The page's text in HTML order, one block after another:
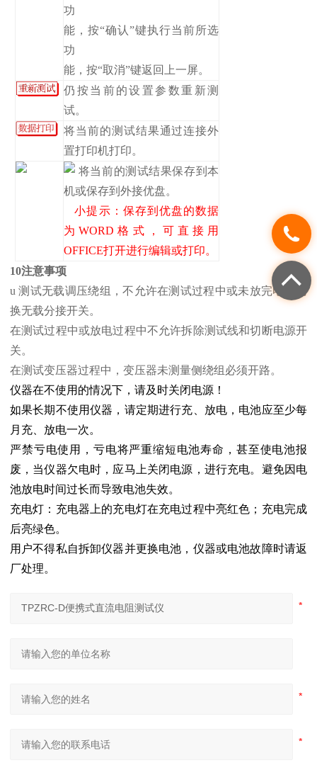
功
能，按“确认”键执行当前所选
功
能，按“取消”键返回上一屏。
仍按当前的设置参数重新测
试。
将当前的测试结果通过连接外
置打印机打印。
将当前的测试结果保存到本
机或保存到外接优盘。
小提示：保存到优盘的数据
为WORD格式，可直接用
OFFICE打开进行编辑或打印。
10注意事项
u 测试无载调压绕组，不允许在测试过程中或未放完电时切
换无载分接开关。
在测试过程中或放电过程中不允许拆除测试线和切断电源开
关。
在测试变压器过程中，变压器未测量侧绕组必须开路。
仪器在不使用的情况下，请及时关闭电源！
如果长期不使用仪器，请定期进行充、放电，电池应至少每
月充、放电一次。
严禁亏电使用，亏电将严重缩短电池寿命，甚至使电池报
废，当仪器欠电时，应马上关闭电源，进行充电。避免因电
池放电时间过长而导致电池失效。
充电灯：充电器上的充电灯在充电过程中亮红色；充电完成
后亮绿色。
用户不得私自拆卸仪器并更换电池，仪器或电池故障时请返
厂处理。